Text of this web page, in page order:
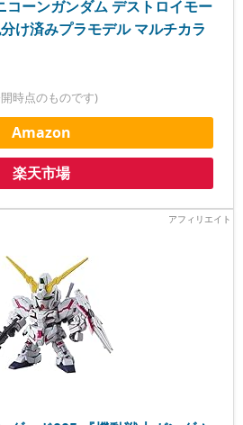
コーンガンダム デストロイモー
け済みプラモデル マルチカラ
時点のものです)
Amazon
楽天市場